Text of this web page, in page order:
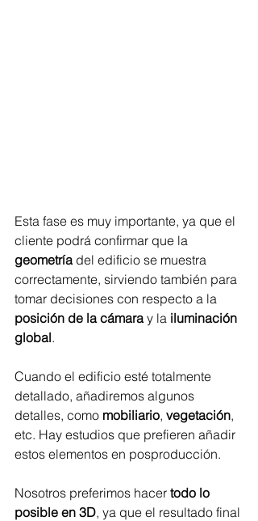
Esta fase es muy importante, ya que el
cliente podrá confirmar que la
geometría del edificio se muestra
correctamente, sirviendo también para
tomar decisiones con respecto a la
posición de la cámara y la iluminación
global.
Cuando el edificio esté totalmente
detallado, añadiremos algunos
detalles, como mobiliario, vegetación,
etc. Hay estudios que prefieren añadir
estos elementos en posproducción.
Nosotros preferimos hacer todo lo
posible en 3D, ya que el resultado final